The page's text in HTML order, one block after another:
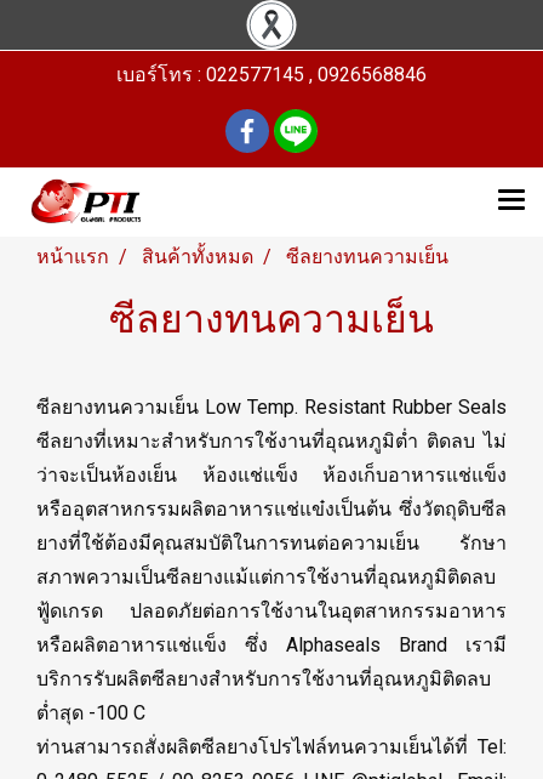
เบอร์โทร : 022577145 , 0926568846
หน้าแรก สินค้าทั้งหมด ซีลยางทนความเย็น
ซีลยางทนความเย็น
ซีลยางทนความเย็น Low Temp. Resistant Rubber Seals
ซีลยางที่เหมาะสำหรับการใช้งานที่อุณหภูมิต่ำ ติดลบ ไม่
ว่าจะเป็นห้องเย็น ห้องแช่แข็ง ห้องเก็บอาหารแช่แข็ง
หรืออุตสาหกรรมผลิตอาหารแช่แข๋งเป็นต้น ซึ่งวัตถุดิบซีล
ยางที่ใช้ต้องมีคุณสมบัติในการทนต่อความเย็น รักษา
สภาพความเป็นซีลยางแม้แต่การใช้งานที่อุณหภูมิติดลบ
ฟู้ดเกรด ปลอดภัยต่อการใช้งานในอุตสาหกรรมอาหาร
หรือผลิตอาหารแช่แข็ง ซึ่ง Alphaseals Brand เรามี
บริการรับผลิตซีลยางสำหรับการใช้งานที่อุณหภูมิติดลบ
ต่ำสุด -100 C
ท่านสามารถสั่งผลิตซีลยางโปรไฟล์ทนความเย็นได้ที่ Tel: